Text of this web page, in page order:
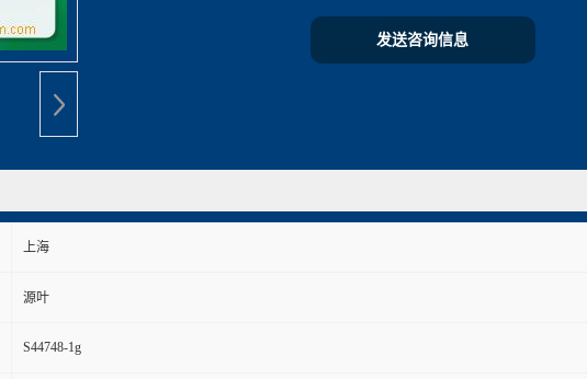
发送咨询信息
上海
源叶
S44748-1g